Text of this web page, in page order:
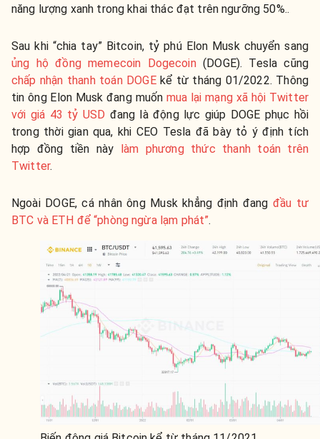
năng lượng xanh trong khai thác đạt trên ngưỡng 50%..
Sau khi “chia tay” Bitcoin, tỷ phú Elon Musk chuyển sang
ủng hộ đồng memecoin Dogecoin(DOGE). Tesla cũng
chấp nhận thanh toán DOGEkể từ tháng 01/2022. Thông
tin ông Elon Musk đang muốn mua lại mạng xã hội Twitter
với giá 43 tỷ USD đang là động lực giúp DOGE phục hồi
trong thời gian qua, khi CEO Tesla đã bày tỏ ý định tích
hợp đồng tiền này
làm phương thức thanh toán trên
Twitter.
Ngoài DOGE, cá nhân ông Musk khẳng định đang đầu tư
BTC và ETH để “phòng ngừa lạm phát”.